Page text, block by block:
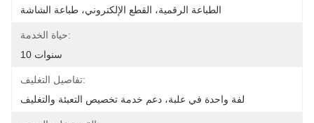
الطباعة الرقمية، القطع الإلكتروني، طباعة الشاشة
حياة الخدمة:
10 سنوات
تفاصيل التغليف:
لفة واحدة في علبة، دعم خدمة تخصيص التعبئة والتغليف